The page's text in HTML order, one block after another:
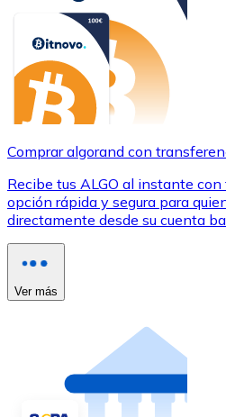
Comprar algorand con
Recibe tus ALGO al instante
opción rápida y segura para
directamente desde su cuenta
Ver más